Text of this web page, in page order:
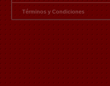
Términos y Condiciones